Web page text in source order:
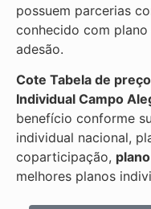
possuem parcerias
conhecido com
adesão.
Cote Tabela de
Individual Campo
benefício conforme
individual nacional,
coparticipação,
melhores planos